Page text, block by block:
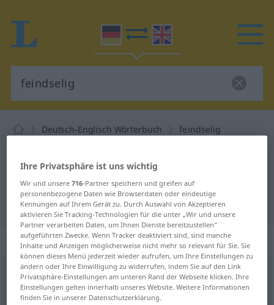
Deutsch-Englisch Wörterbuch feindselig
"feindselig"
"feindselig" Englisch Übersetzung
„feindselig“: Adjektiv
feindseligadj
Übersicht aller Übersetzungen
Ihre Privatsphäre ist uns wichtig
Wir und unsere716-Partner speichern und greifen auf
personenbezogene Daten wie Browserdaten oder eindeutige
Kennungen auf Ihrem Gerät zu. Durch Auswahl von Akzeptieren
aktivieren Sie Tracking-Technologien für die unter „Wir und unsere
Partner verarbeiten Daten, um Ihnen Dienste bereitzustellen“
aufgeführten Zwecke. Wenn Tracker deaktiviert sind, sind manche
Inhalte und Anzeigen möglicherweise nicht mehr so relevant für Sie. Sie
können dieses Menü jederzeit wieder aufrufen, um Ihre Einstellungen zu
ändern oder Ihre Einwilligung zu widerrufen, indem Sie auf den Link
Privatsphäre-Einstellungen am unteren Rand der Webseite klicken. Ihre
Einstellungen gelten innerhalb unseres Website. Weitere Informationen
finden Sie in unserer Datenschutzerklärung.